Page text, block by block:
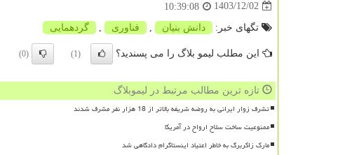
1403/12/02
10:39:08
تگهای خبر: دانش بنیان فناوری گردهمایی
این مطلب لیمو بلاگ را می پسندید؟ (1)
(0)
تازه ترین مطالب مرتبط در لیموبلاگ
تشرف زوار ایرانی به روضه شریفه بالاتر از 18 هزار نفر مشرف شدند
ممنوعیت ساخت سلاح ارواح در آمریکا
مارک زاکربرگ به خاطر اعتیاد اینستاگرام دادگاهی شد